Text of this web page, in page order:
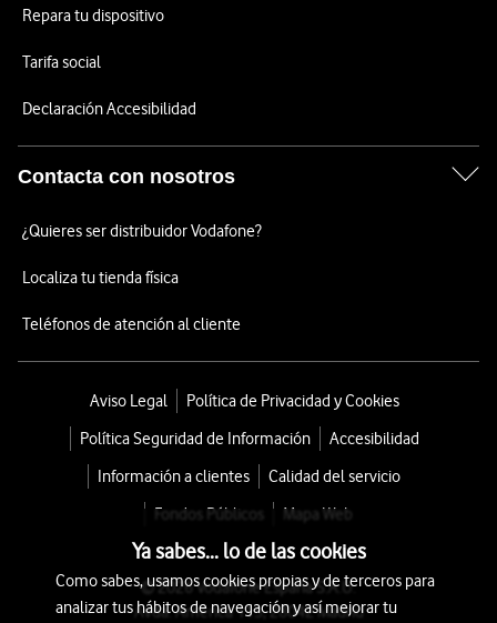
Repara tu dispositivo
Tarifa social
Declaración Accesibilidad
Contacta con nosotros
¿Quieres ser distribuidor Vodafone?
Localiza tu tienda física
Teléfonos de atención al cliente
Aviso Legal
Política de Privacidad y Cookies
Política Seguridad de Información
Accesibilidad
Información a clientes
Calidad del servicio
Fondos Públicos
Mapa Web
© 2026 Vodafone España S.A.U.
Avda. América 115, 28042 Madrid
Ya sabes... lo de las cookies
Como sabes, usamos cookies propias y de terceros para
analizar tus hábitos de navegación y así mejorar tu